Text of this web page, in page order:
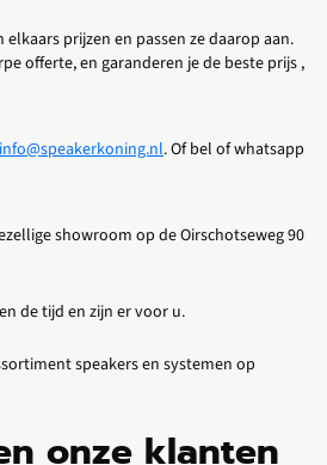
prijzen en passen ze daarop aan.
offerte, en garanderen je de beste prijs ,
info@speakerkoning.nl. Of bel of whatsapp
showroom op de Oirschotseweg 90
de tijd en zijn er voor u.
speakers en systemen op
onze klanten